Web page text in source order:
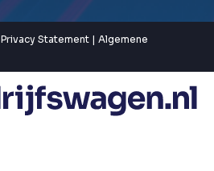
Privacy Statement | Algemene